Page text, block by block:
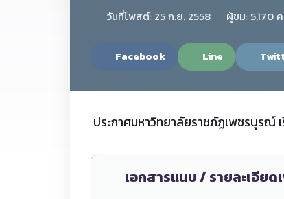
วันที่โพสต์: 25 ก.ย. 2558 ผู้ชม: 5,170
Facebook Line
ประกาศมหาวิทยาลัยราชภัฏเพชรบูรณ์
เอกสารแนบ / รายละเอียด